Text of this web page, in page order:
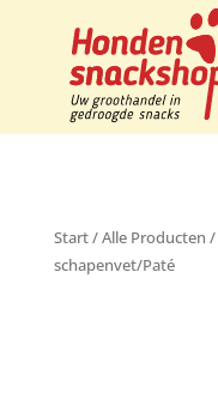
Start/Alle Producten /
schapenvet/Paté